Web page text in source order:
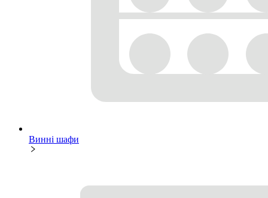
Винні шафи